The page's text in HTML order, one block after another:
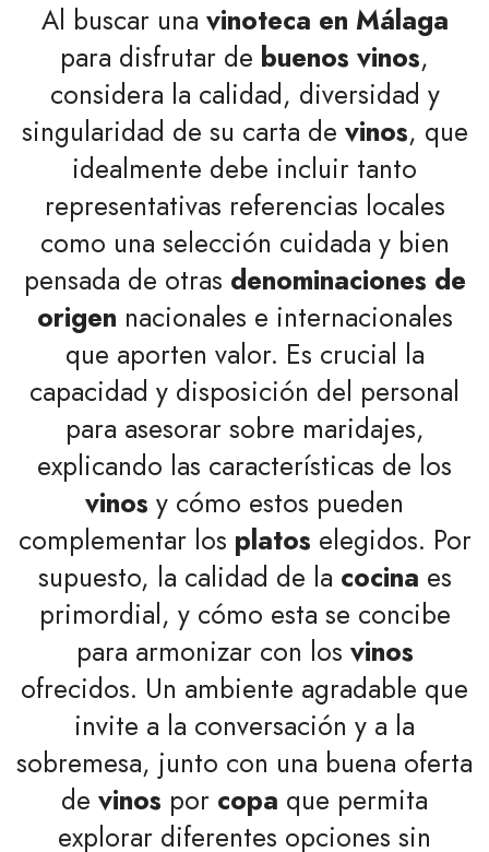
Al buscar una vinoteca en Málaga
para disfrutar de buenos vinos,
considera la calidad, diversidad y
singularidad de su carta de vinos, que
idealmente debe incluir tanto
representativas referencias locales
como una selección cuidada y bien
pensada de otras denominaciones de
origen nacionales e internacionales
que aporten valor. Es crucial la
capacidad y disposición del personal
para asesorar sobre maridajes,
explicando las características de los
vinos y cómo estos pueden
complementar los platos elegidos. Por
supuesto, la calidad de la cocina es
primordial, y cómo esta se concibe
para armonizar con los vinos
ofrecidos. Un ambiente agradable que
invite a la conversación y a la
sobremesa, junto con una buena oferta
de vinos por copa que permita
explorar diferentes opciones sin